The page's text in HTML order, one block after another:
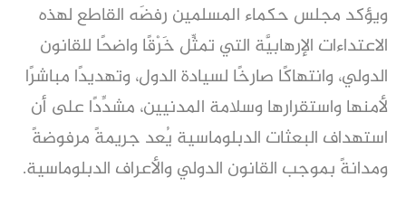
ويؤكد مجلس حكماء المسلمين رفضَه القاطع لهذه
الاعتداءات الإرهابيَّة التي تمثِّل خَرْقًا واضحًا للقانون
الدولي، وانتهاكًا صارخًا لسيادة الدول، وتهديدًا مباشرًا
لأمنها واستقرارها وسلامة المدنيين، مشدِّدًا على أن
استهداف البعثات الدبلوماسية يُعد جريمةً مرفوضةً
ومدانةً بموجب القانون الدولي والأعراف الدبلوماسية.